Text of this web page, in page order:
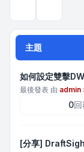
主題
如何設定雙擊
最後發表 由 admin
0回
[分享]